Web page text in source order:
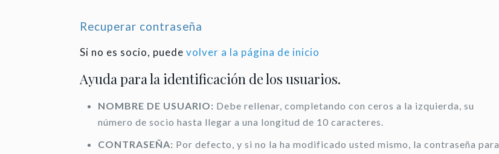
Recuperar contraseña
Si no es socio, puedevolver a la página de inicio
Ayuda para la identificación de los usuarios.
NOMBRE DE USUARIO: Debe rellenar, completando con ceros a la izquierda, su
número de socio hasta llegar a una longitud de 10 caracteres.
CONTRASEÑA: Por defecto, y si no la ha modificado usted mismo, la contraseña para